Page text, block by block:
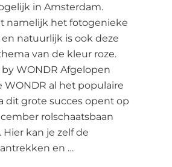
in Amsterdam.
namelijk het fotogenieke
natuurlijk is ook deze
van de kleur roze.
WONDR Afgelopen
WONDR al het populaire
dit grote succes opent op
rolschaatsbaan
Hier kan je zelf de
en …